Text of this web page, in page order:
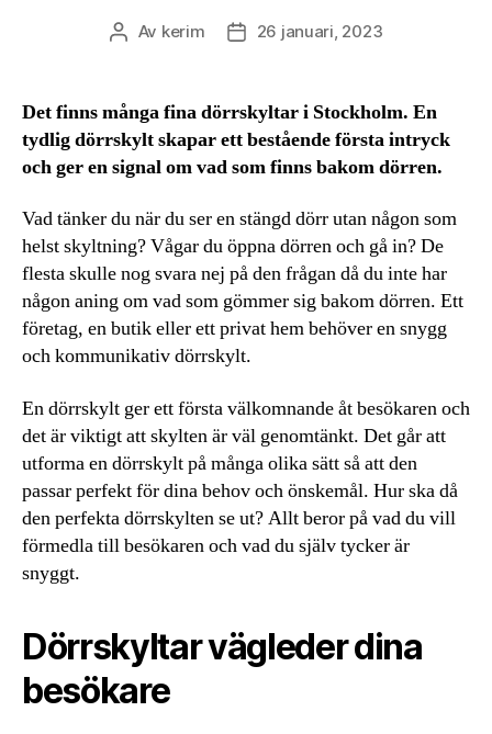
Inläggsförfattare
Av kerim Inläggsdatum
26 januari, 2023
Det finns många fina dörrskyltar i Stockholm. En
tydlig dörrskylt skapar ett bestående första intryck
och ger en signal om vad som finns bakom dörren.
Vad tänker du när du ser en stängd dörr utan någon som
helst skyltning? Vågar du öppna dörren och gå in? De
flesta skulle nog svara nej på den frågan då du inte har
någon aning om vad som gömmer sig bakom dörren. Ett
företag, en butik eller ett privat hem behöver en snygg
och kommunikativ dörrskylt.
En dörrskylt ger ett första välkomnande åt besökaren och
det är viktigt att skylten är väl genomtänkt. Det går att
utforma en dörrskylt på många olika sätt så att den
passar perfekt för dina behov och önskemål. Hur ska då
den perfekta dörrskylten se ut? Allt beror på vad du vill
förmedla till besökaren och vad du själv tycker är
snyggt.
Dörrskyltar vägleder dina
besökare